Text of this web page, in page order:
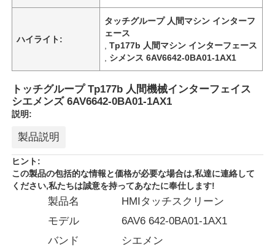
ハイライト:
タッチグループ 人間マシン インターフ
ェース
,Tp177b 人間マシン インターフェース
シメンス 6AV6642-0BA01-1AX1
トッチグループ Tp177b 人間機械インターフェイス
シエメンズ 6AV6642-0BA01-1AX1
説明:
製品説明
ヒント:
この製品の包括的な情報と価格が必要な場合は,私達に連絡して
ください,私たちは誠意を持ってあなたに奉仕します!
製品名
HMIタッチスクリーン
モデル
6AV6 642-0BA01-1AX1
バンド
シエメン